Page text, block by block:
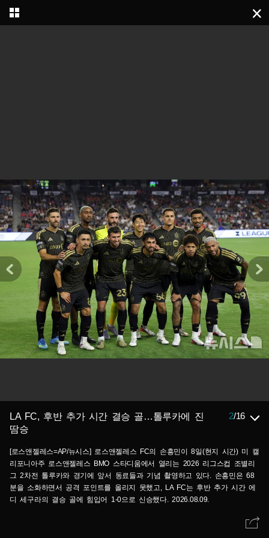
LA FC, 후반 추가 시간 결승 골…톨루카에 진
땀승
2/16
[로스앤젤레스=AP/뉴시스] 로스앤젤레스 FC의 손흥민이 8일(현지 시간) 미 캘
리포니아주 로스앤젤레스 BMO 스타디움에서 열리는 2026 리그스컵 조별리
그 2차전 톨루카와 경기에 앞서 동료들과 기념 촬영하고 있다. 손흥민은 68
분을 소화하면서 공격 포인트를 올리지 못했고, LA FC는 후반 추가 시간 에
디 세구라의 결승 골에 힘입어 1-0으로 신승했다. 2026.08.09.